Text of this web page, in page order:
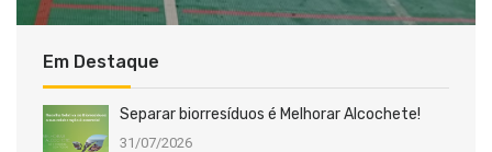
Em Destaque
Separar biorresíduos é Melhorar Alcochete!
31/07/2026